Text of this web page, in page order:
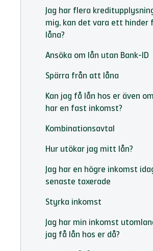
Jag har flera
mig, kan det vara ett hinder
låna?
Ansöka om lån utan Bank-ID
Spärra från att låna
Kan jag få lån hos er även
har en fast inkomst?
Kombinationsavtal
Hur utökar jag mitt lån?
Jag har en högre inkomst
senaste taxerade
Styrka inkomst
Jag har min inkomst
jag få lån hos er då?